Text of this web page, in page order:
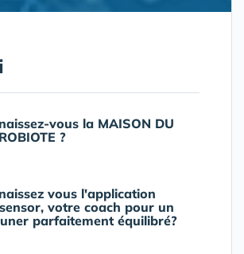
vous la MAISON DU
?
vous l'application
votre coach pour un
parfaitement équilibré?